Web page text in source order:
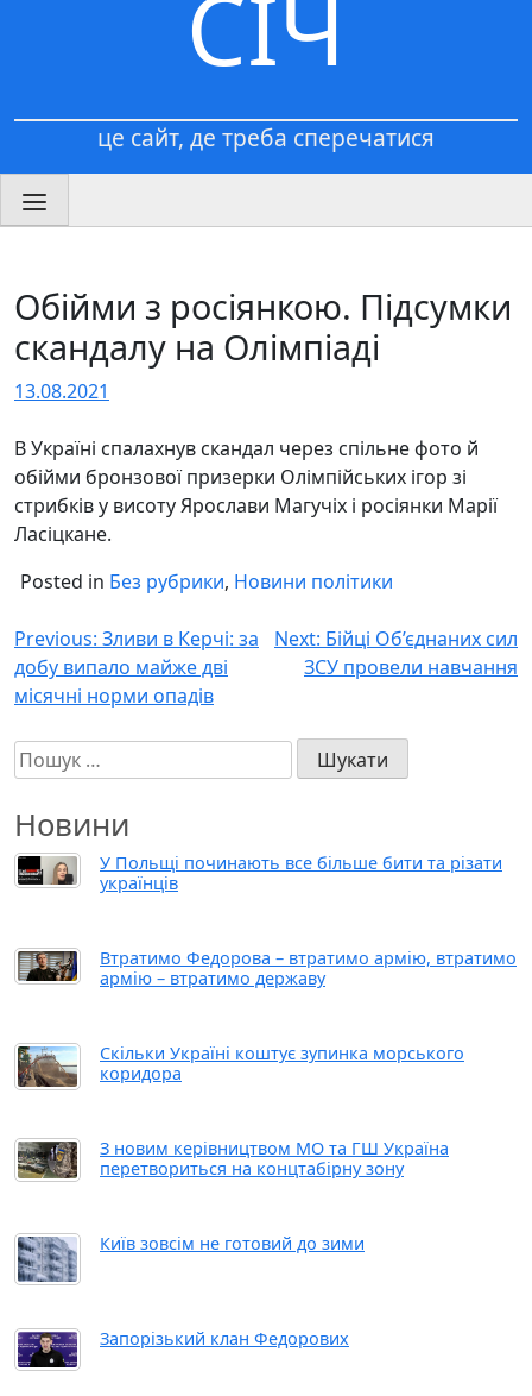
СІЧ
це сайт, де треба сперечатися
Обійми з росіянкою. Підсумки
скандалу на Олімпіаді
13.08.2021
В Україні спалахнув скандал через спільне фото й
обійми бронзової призерки Олімпійських ігор зі
стрибків у висоту Ярослави Магучіх і росіянки Марії
Ласіцкане.
Posted in Без рубрики, Новини політики
Навігація
записів
Previous: Зливи в Керчі: за
добу випало майже дві
місячні норми опадів
Next: Бійці Об’єднаних сил
ЗСУ провели навчання
Пошук:
Новини
У Польщі починають все більше бити та різати
українців
Втратимо Федорова – втратимо армію, втратимо
армію – втратимо державу
Скільки Україні коштує зупинка морського
коридора
З новим керівництвом МО та ГШ Україна
перетвориться на концтабірну зону
Київ зовсім не готовий до зими
Запорізький клан Федорових